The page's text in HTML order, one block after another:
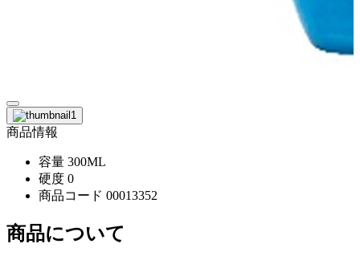
商品情報
容量 300ML
硬度 0
商品コード 00013352
商品について